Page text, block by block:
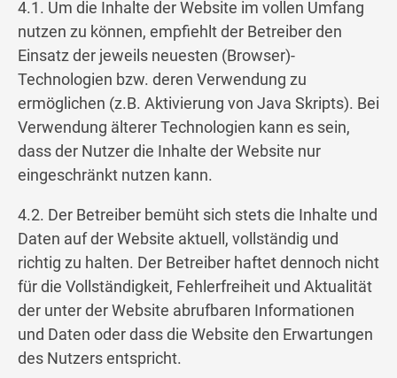
4.1. Um die Inhalte der Website im vollen Umfang
nutzen zu können, empfiehlt der Betreiber den
Einsatz der jeweils neuesten (Browser)-
Technologien bzw. deren Verwendung zu
ermöglichen (z.B. Aktivierung von Java Skripts). Bei
Verwendung älterer Technologien kann es sein,
dass der Nutzer die Inhalte der Website nur
eingeschränkt nutzen kann.
4.2. Der Betreiber bemüht sich stets die Inhalte und
Daten auf der Website aktuell, vollständig und
richtig zu halten. Der Betreiber haftet dennoch nicht
für die Vollständigkeit, Fehlerfreiheit und Aktualität
der unter der Website abrufbaren Informationen
und Daten oder dass die Website den Erwartungen
des Nutzers entspricht.